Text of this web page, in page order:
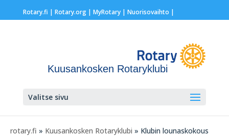
Rotary.fi | Rotary.org| MyRotary | Nuorisovaihto |
Kuusankosken Rotaryklubi
Valitse sivu
rotary.fi » Kuusankosken Rotaryklubi » Klubin lounaskokous